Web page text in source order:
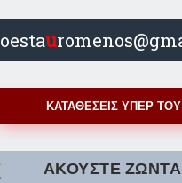
oestau
ΚΑΤΑΘΕΣΕΙΣ ΥΠΕΡ
ΑΚΟΥΣΤΕ